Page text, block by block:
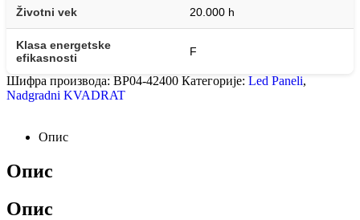
Životni vek 20.000 h
Klasa energetske
efikasnosti
F
Шифра производа: BP04-42400 Категорије: Led Paneli,
Nadgradni KVADRAT
Опис
Опис
Опис